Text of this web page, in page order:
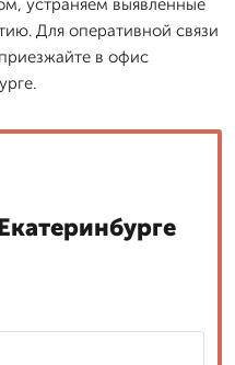
Для оперативной связи
в офис